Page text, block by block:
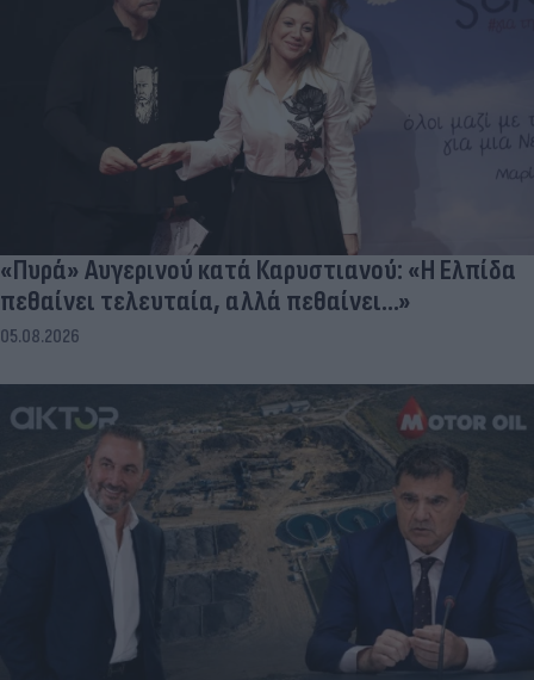
«Πυρά» Αυγερινού κατά Καρυστιανού: «Η Ελπίδα
πεθαίνει τελευταία, αλλά πεθαίνει...»
05.08.2026